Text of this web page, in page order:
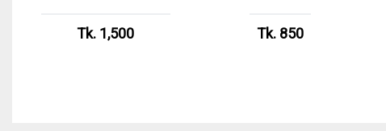
Tk. 1,500 Tk. 850